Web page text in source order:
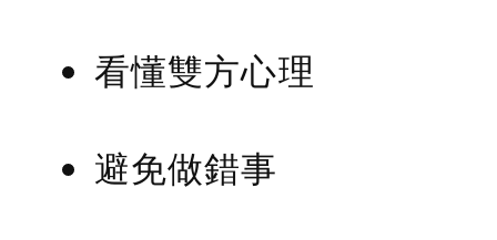
看懂雙方心理
避免做錯事